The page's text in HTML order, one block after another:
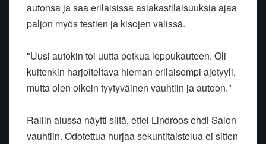
autonsa ja saa erilaisissa asiakastilaisuuksia ajaa
paljon myös testien ja kisojen välissä.
"Uusi autokin toi uutta potkua loppukauteen. Oli
kuitenkin harjoiteltava hieman erilaisempi ajotyyli,
mutta olen oikein tyytyväinen vauhtiin ja autoon."
Rallin alussa näytti siltä, ettei Lindroos ehdi Salon
vauhtiin. Odotettua hurjaa sekuntitaistelua ei sitten